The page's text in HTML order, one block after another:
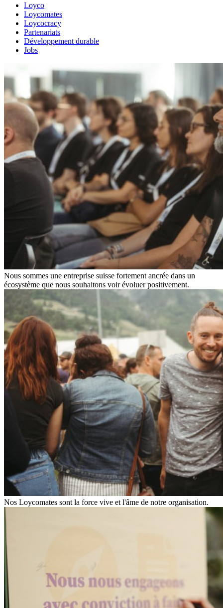
Loyco
Loycomates
Loycocracy
Partenariats
Développement durable
Jobs
Nous sommes une entreprise suisse fortement ancrée dans un
écosystème que nous souhaitons voir évoluer positivement.
Nos Loycomates sont la force vive et l'âme de notre organisation.